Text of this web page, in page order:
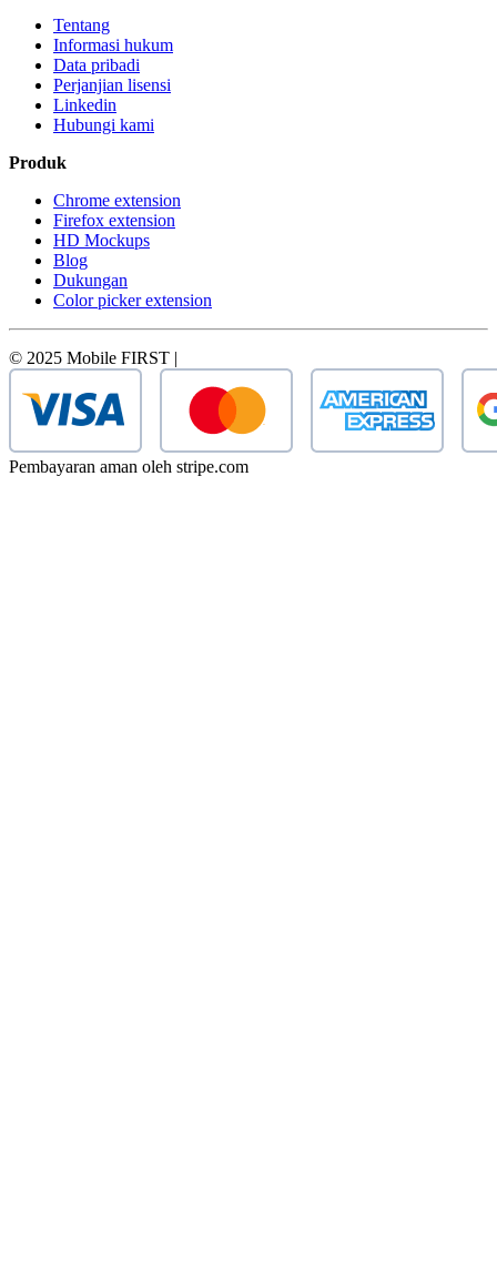
Tentang
Informasi hukum
Data pribadi
Perjanjian lisensi
Linkedin
Hubungi kami
Produk
Chrome extension
Firefox extension
HD Mockups
Blog
Dukungan
Color picker extension
© 2025 Mobile FIRST |
Pembayaran aman oleh stripe.com